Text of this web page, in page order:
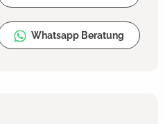
Whatsapp Beratung